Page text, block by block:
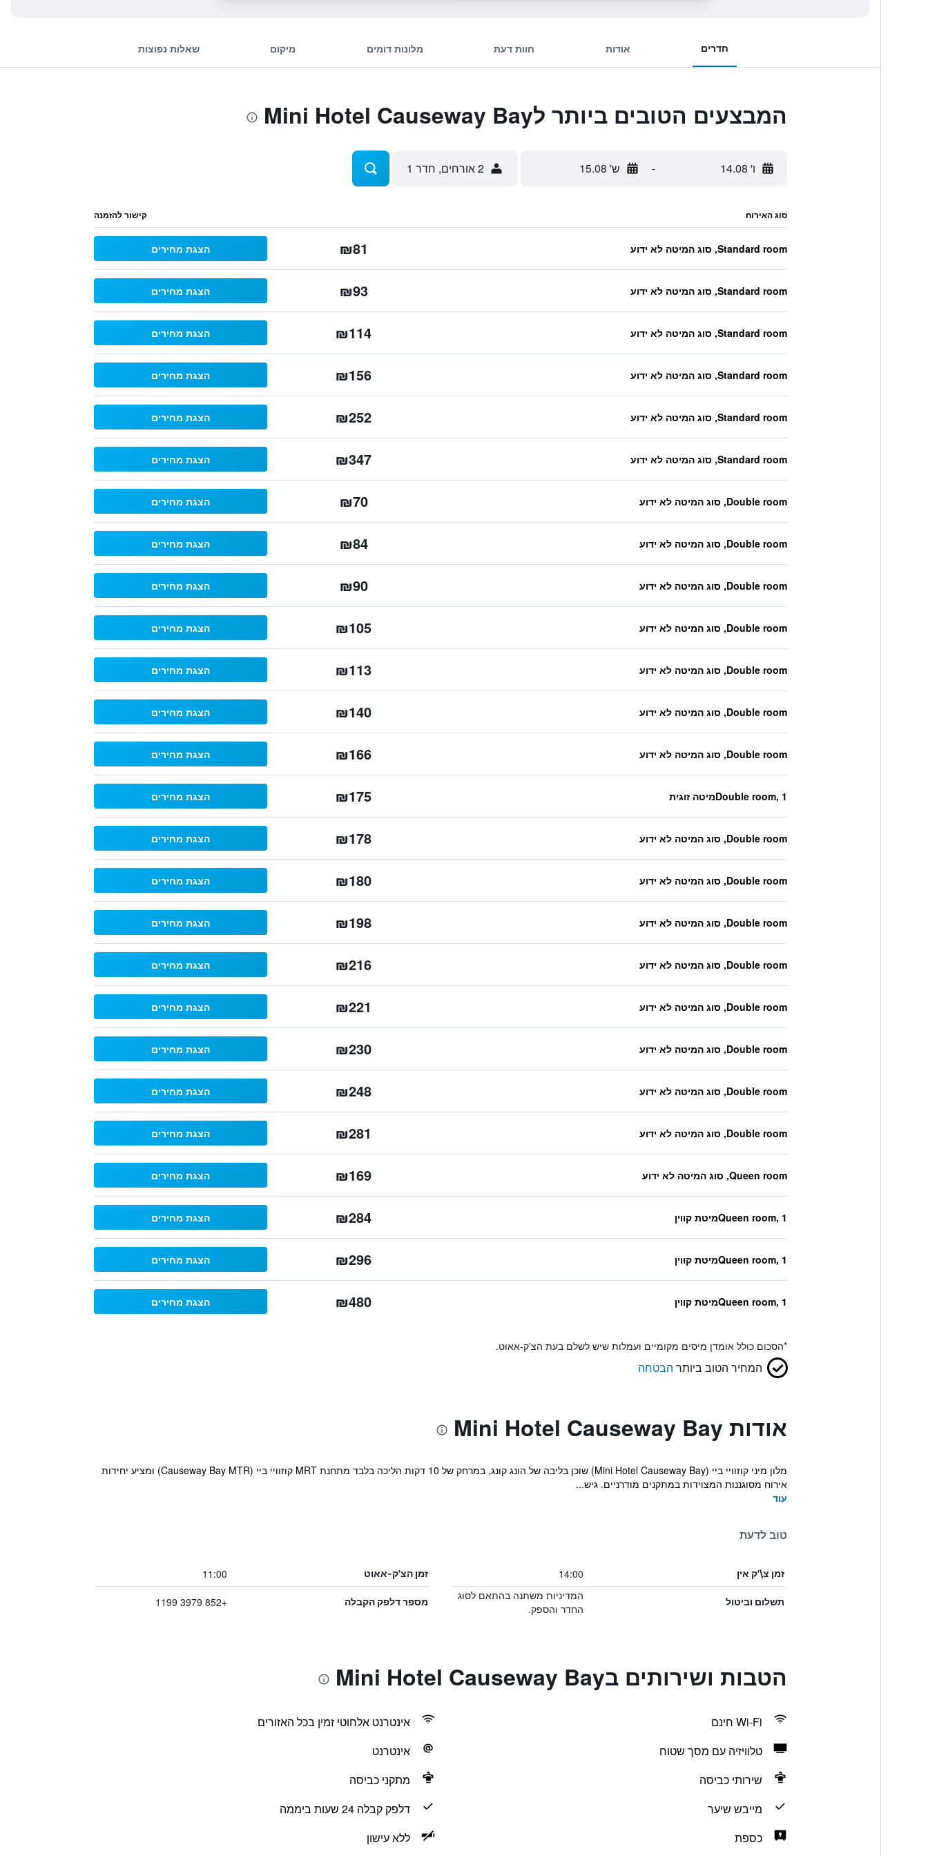
חדרים אודות חוות דעת מלונות דומים מיקום שאלות נפוצות
המבצעים הטובים ביותר לMini Hotel Causeway Bay
ו' 14.08 - ש' 15.08 2 אורחים, חדר 1
סוג האירוח קישור להזמנה
Standard room, סוג המיטה לא ידוע ₪81 הצגת מחירים
Standard room, סוג המיטה לא ידוע ₪93 הצגת מחירים
Standard room, סוג המיטה לא ידוע ₪114 הצגת מחירים
Standard room, סוג המיטה לא ידוע ₪156 הצגת מחירים
Standard room, סוג המיטה לא ידוע ₪252 הצגת מחירים
Standard room, סוג המיטה לא ידוע ₪347 הצגת מחירים
Double room, סוג המיטה לא ידוע ₪70 הצגת מחירים
Double room, סוג המיטה לא ידוע ₪84 הצגת מחירים
Double room, סוג המיטה לא ידוע ₪90 הצגת מחירים
Double room, סוג המיטה לא ידוע ₪105 הצגת מחירים
Double room, סוג המיטה לא ידוע ₪113 הצגת מחירים
Double room, סוג המיטה לא ידוע ₪140 הצגת מחירים
Double room, סוג המיטה לא ידוע ₪166 הצגת מחירים
Double room, 1מיטה זוגית ₪175 הצגת מחירים
Double room, סוג המיטה לא ידוע ₪178 הצגת מחירים
Double room, סוג המיטה לא ידוע ₪180 הצגת מחירים
Double room, סוג המיטה לא ידוע ₪198 הצגת מחירים
Double room, סוג המיטה לא ידוע ₪216 הצגת מחירים
Double room, סוג המיטה לא ידוע ₪221 הצגת מחירים
Double room, סוג המיטה לא ידוע ₪230 הצגת מחירים
Double room, סוג המיטה לא ידוע ₪248 הצגת מחירים
Double room, סוג המיטה לא ידוע ₪281 הצגת מחירים
Queen room, סוג המיטה לא ידוע ₪169 הצגת מחירים
Queen room, 1מיטת קווין ₪284 הצגת מחירים
Queen room, 1מיטת קווין ₪296 הצגת מחירים
Queen room, 1מיטת קווין ₪480 הצגת מחירים
*הסכום כולל אומדן מיסים מקומיים ועמלות שיש לשלם בעת הצ'ק-אאוט.
המחיר הטוב ביותר הבטחה
אודות Mini Hotel Causeway Bay
מלון מיני קוזוויי ביי (Mini Hotel Causeway Bay) שוכן בליבה של הונג קונג, במרחק של 10 דקות הליכה בלבד מתחנת MRT קוזוויי ביי (Causeway Bay MTR) ומציע יחידות
אירוח מסוגננות המצוידות במתקנים מודרניים. גיש...
עוד
טוב לדעת
זמן צ\'ק אין 14:00 זמן הצ'ק-אאוט 11:00
תשלום וביטול
המדיניות משתנה בהתאם לסוג
החדר והספק.
מספר דלפק הקבלה +852 3979 1199
הטבות ושירותים בMini Hotel Causeway Bay
Wi-Fi חינם
אינטרנט אלחוטי זמין בכל האזורים
טלוויזיה עם מסך שטוח
אינטרנט
שירותי כביסה
מתקני כביסה
מייבש שיער
דלפק קבלה 24 שעות ביממה
כספת
ללא עישון